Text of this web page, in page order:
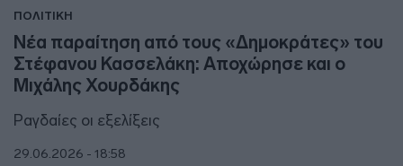
ΠΟΛΙΤΙΚΗ
Νέα παραίτηση από τους «Δημοκράτες» του
Στέφανου Κασσελάκη: Αποχώρησε και ο
Μιχάλης Χουρδάκης
Ραγδαίες οι εξελίξεις
29.06.2026 - 18:58